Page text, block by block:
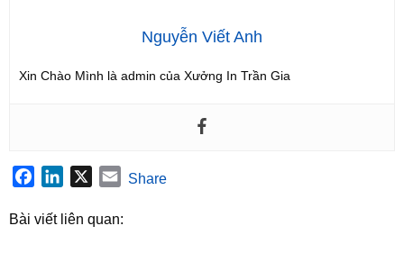
Nguyễn Viết Anh
Xin Chào Mình là admin của Xưởng In Trần Gia
FacebookLinkedIn Email
Share
Bài viết liên quan: